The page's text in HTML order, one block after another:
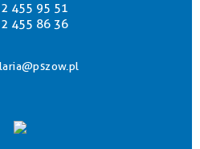
455 95 51
455 86 36